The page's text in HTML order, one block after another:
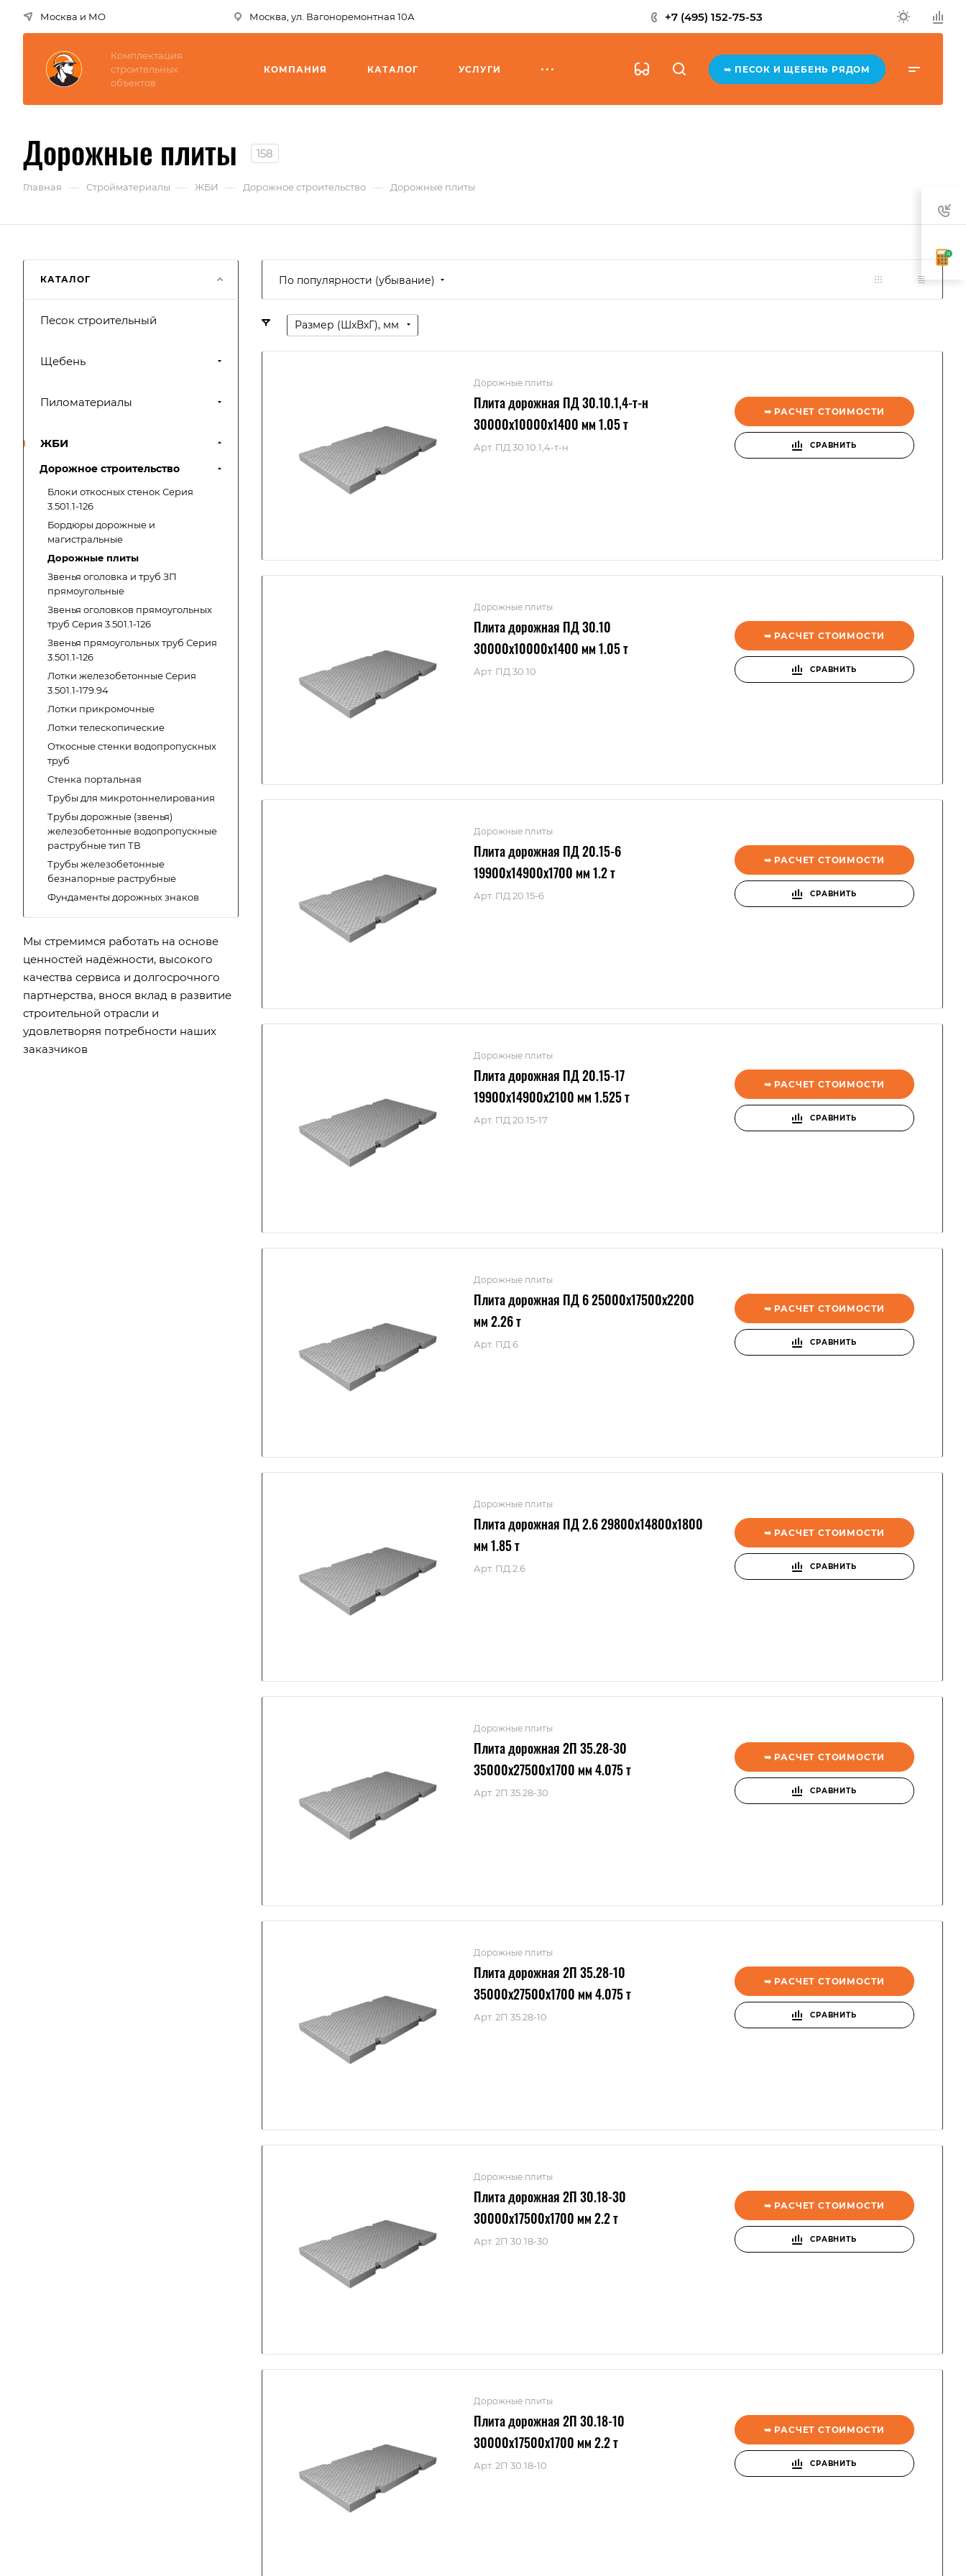
Москва и МО Москва, ул. Вагоноремонтная 10А +7 (495) 152-75-53
Комплектация
строительных
объектов
КОМПАНИЯ КАТАЛОГ УСЛУГИ ➥ ПЕСОК И ЩЕБЕНЬ РЯДОМ
Дорожные плиты 158
Главная — Стройматериалы — ЖБИ — Дорожное строительство — Дорожные плиты
По популярности (убывание)
Размер (ШxВxГ), мм
Дорожные плиты
Плита дорожная ПД 30.10.1,4-т-н
30000x10000x1400 мм 1.05 т
Арт. ПД 30.10.1,4-т-н
➥ РАСЧЕТ СТОИМОСТИ
СРАВНИТЬ
Дорожные плиты
Плита дорожная ПД 30.10
30000x10000x1400 мм 1.05 т
Арт. ПД 30.10
➥ РАСЧЕТ СТОИМОСТИ
СРАВНИТЬ
Дорожные плиты
Плита дорожная ПД 20.15-6
19900x14900x1700 мм 1.2 т
Арт. ПД 20.15-6
➥ РАСЧЕТ СТОИМОСТИ
СРАВНИТЬ
Дорожные плиты
Плита дорожная ПД 20.15-17
19900x14900x2100 мм 1.525 т
Арт. ПД 20.15-17
➥ РАСЧЕТ СТОИМОСТИ
СРАВНИТЬ
Дорожные плиты
Плита дорожная ПД 6 25000x17500x2200
мм 2.26 т
Арт. ПД 6
➥ РАСЧЕТ СТОИМОСТИ
СРАВНИТЬ
Дорожные плиты
Плита дорожная ПД 2.6 29800x14800x1800
мм 1.85 т
Арт. ПД 2.6
➥ РАСЧЕТ СТОИМОСТИ
СРАВНИТЬ
Дорожные плиты
Плита дорожная 2П 35.28-30
35000x27500x1700 мм 4.075 т
Арт. 2П 35.28-30
➥ РАСЧЕТ СТОИМОСТИ
СРАВНИТЬ
Дорожные плиты
Плита дорожная 2П 35.28-10
35000x27500x1700 мм 4.075 т
Арт. 2П 35.28-10
➥ РАСЧЕТ СТОИМОСТИ
СРАВНИТЬ
Дорожные плиты
Плита дорожная 2П 30.18-30
30000x17500x1700 мм 2.2 т
Арт. 2П 30.18-30
➥ РАСЧЕТ СТОИМОСТИ
СРАВНИТЬ
Дорожные плиты
Плита дорожная 2П 30.18-10
30000x17500x1700 мм 2.2 т
Арт. 2П 30.18-10
➥ РАСЧЕТ СТОИМОСТИ
СРАВНИТЬ
КАТАЛОГ
Песок строительный
Щебень
Пиломатериалы
ЖБИ
Дорожное строительство
Блоки откосных стенок Серия
3.501.1-126
Бордюры дорожные и
магистральные
Дорожные плиты
Звенья оголовка и труб ЗП
прямоугольные
Звенья оголовков прямоугольных
труб Серия 3.501.1-126
Звенья прямоугольных труб Серия
3.501.1-126
Лотки железобетонные Серия
3.501.1-179.94
Лотки прикромочные
Лотки телескопические
Откосные стенки водопропускных
труб
Стенка портальная
Трубы для микротоннелирования
Трубы дорожные (звенья)
железобетонные водопропускные
раструбные тип ТВ
Трубы железобетонные
безнапорные раструбные
Фундаменты дорожных знаков
Мы стремимся работать на основе
ценностей надёжности, высокого
качества сервиса и долгосрочного
партнерства, внося вклад в развитие
строительной отрасли и
удовлетворяя потребности наших
заказчиков